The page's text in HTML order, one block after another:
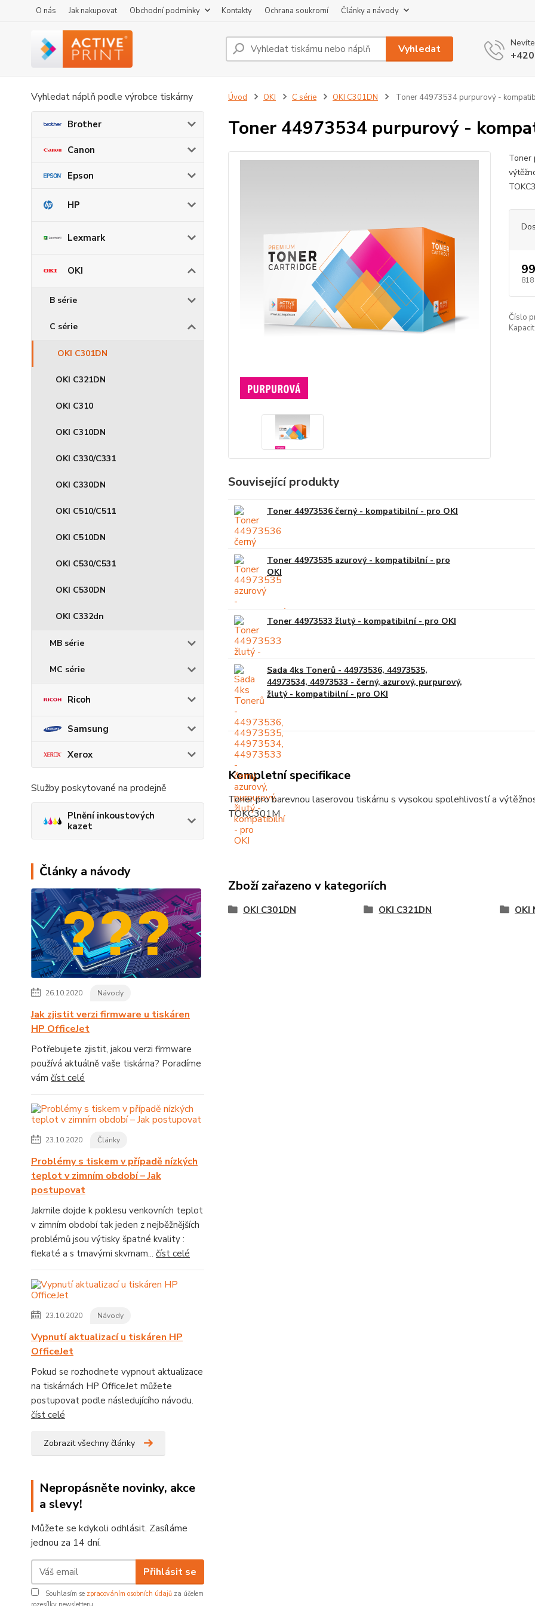
O nás Jak nakupovat Obchodní podmínky Kontakty Ochrana soukromí Články a návody
Vyhledat
Vyhledat náplň podle výrobce tiskárny
Brother
Canon
Epson
HP
Lexmark
OKI
B série
C série
OKI C301DN
OKI C321DN
OKI C310
OKI C310DN
OKI C330/C331
OKI C330DN
OKI C510/C511
OKI C510DN
OKI C530/C531
OKI C530DN
OKI C332dn
MB série
MC série
Ricoh
Samsung
Xerox
Služby poskytované na prodejně
Plnění inkoustových
kazet
Články a návody
26.10.2020 Návody
Jak zjistit verzi firmware u tiskáren
HP OfficeJet
Potřebujete zjistit, jakou verzi firmware
používá aktuálně vaše tiskárna? Poradíme
vám číst celé
23.10.2020 Články
Problémy s tiskem v případě nízkých
teplot v zimním období – Jak
postupovat
Jakmile dojde k poklesu venkovních teplot
v zimním období tak jeden z nejběžnějších
problémů jsou výtisky špatné kvality :
flekaté a s tmavými skvrnam... číst celé
23.10.2020 Návody
Vypnutí aktualizací u tiskáren HP
OfficeJet
Pokud se rozhodnete vypnout aktualizace
na tiskárnách HP OfficeJet můžete
postupovat podle následujícího návodu.
číst celé
Zobrazit všechny články
Nepropásněte novinky, akce
a slevy!
Můžete se kdykoli odhlásit. Zasíláme
jednou za 14 dní.
Přihlásit se
Souhlasím se zpracováním osobních údajů za účelem
Úvod OKI C série OKI C301DN Toner 44973534 purpurový -
Toner 44973534 purpurový -
Toner
818
Číslo
Související produkty
Toner 44973536 černý - kompatibilní - pro OKI
Toner 44973535 azurový - kompatibilní - pro
OKI
Toner 44973533 žlutý - kompatibilní - pro OKI
Sada 4ks Tonerů - 44973536, 44973535,
44973534, 44973533 - černý, azurový, purpurový,
žlutý - kompatibilní - pro OKI
Kompletní specifikace
Toner pro barevnou laserovou tiskárnu s vysokou spolehlivostí a
TOKC301M
Zboží zařazeno v kategoriích
OKI C301DN OKI C321DN OKI